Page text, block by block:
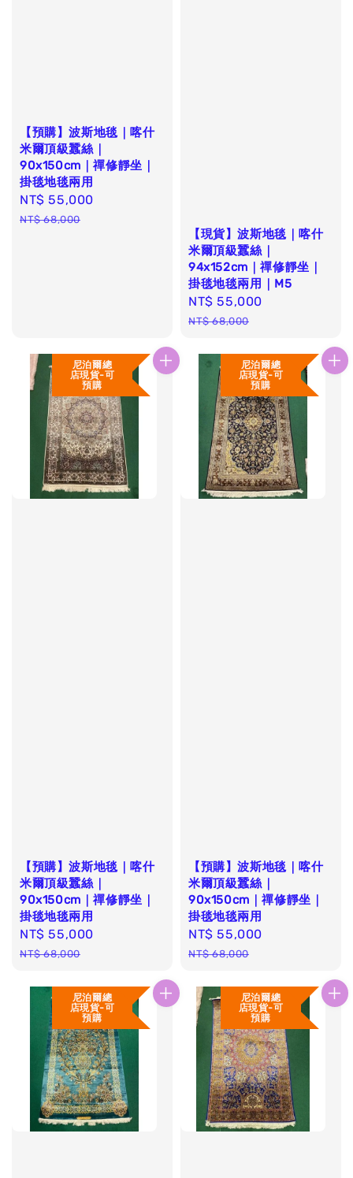
【預購】波斯地毯｜喀什
米爾頂級蠶絲｜
90x150cm｜禪修靜坐｜
掛毯地毯兩用
Sale
price
NT$ 55,000
NT$ 68,000
【現貨】波斯地毯｜喀什
米爾頂級蠶絲｜
94x152cm｜禪修靜坐｜
掛毯地毯兩用｜M5
Sale
price
NT$ 55,000
NT$ 68,000
尼泊爾總
店現貨-可
預購
【預購】波斯地毯｜喀什
米爾頂級蠶絲｜
90x150cm｜禪修靜坐｜
掛毯地毯兩用
Sale
price
NT$ 55,000
NT$ 68,000
尼泊爾總
店現貨-可
預購
【預購】波斯地毯｜喀什
米爾頂級蠶絲｜
90x150cm｜禪修靜坐｜
掛毯地毯兩用
Sale
price
NT$ 55,000
NT$ 68,000
尼泊爾總
店現貨-可
預購
尼泊爾總
店現貨-可
預購